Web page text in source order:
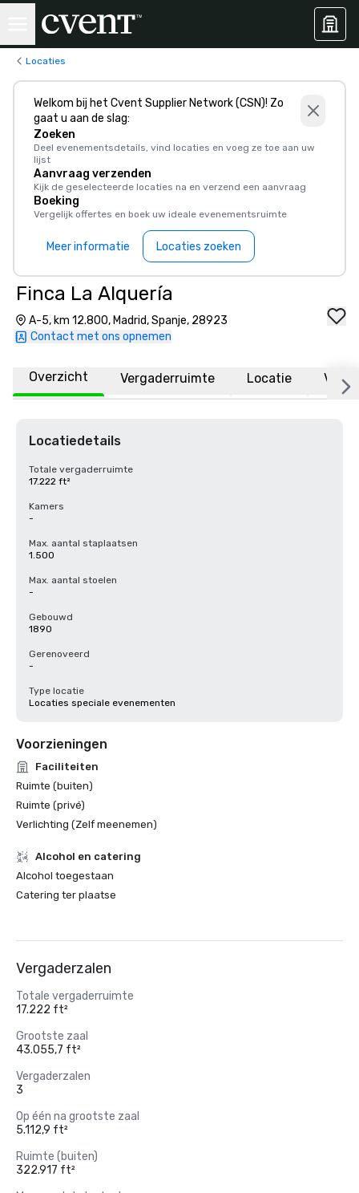
Locaties
Welkom bij het Cvent Supplier Network (CSN)! Zo
gaat u aan de slag:
Zoeken
Deel evenementsdetails, vind locaties en voeg ze toe aan uw
lijst
Aanvraag verzenden
Kijk de geselecteerde locaties na en verzend een aanvraag
Boeking
Vergelijk offertes en boek uw ideale evenementsruimte
Meer informatie Locaties zoeken
Finca La Alquería
A-5, km 12.800, Madrid, Spanje, 28923
Contact met ons opnemen
Overzicht Vergaderruimte Locatie
Locatiedetails
Totale vergaderruimte
17.222 ft²
Kamers
-
Max. aantal staplaatsen
1.500
Max. aantal stoelen
-
Gebouwd
1890
Gerenoveerd
-
Type locatie
Locaties speciale evenementen
Voorzieningen
Faciliteiten
Ruimte (buiten)
Ruimte (privé)
Verlichting (Zelf meenemen)
Alcohol en catering
Alcohol toegestaan
Catering ter plaatse
Vergaderzalen
Totale vergaderruimte
17.222 ft²
Grootste zaal
43.055,7 ft²
Vergaderzalen
3
Op één na grootste zaal
5.112,9 ft²
Ruimte (buiten)
322.917 ft²